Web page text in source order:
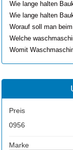
Wie lange halten
Wie lange halten
Worauf soll man
Welche
Womit
Preis
0956
Marke